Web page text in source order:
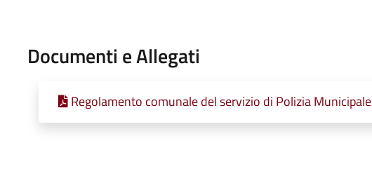
Documenti e Allegati
Regolamento comunale del servizio di Polizia Municipale